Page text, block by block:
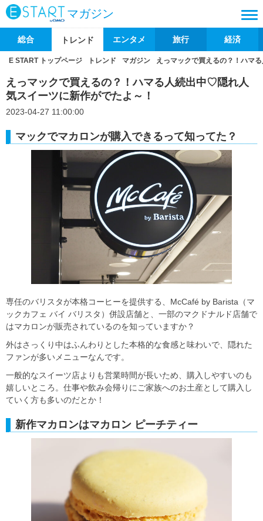
マガジン
総合 トレンド エンタメ 旅行 経済
E START トップページ トレンド マガジン えっマックで買えるの？！ハマ
えっマックで買えるの？！ハマる人続出中♡隠れ人
気スイーツに新作がでたよ～！
2023-04-27 11:00:00
マックでマカロンが購入できるって知ってた？
専任のバリスタが本格コーヒーを提供する、McCafé by Barista（マ
ックカフェ バイ バリスタ）併設店舗と、一部のマクドナルド店舗で
はマカロンが販売されているのを知っていますか？
外はさっくり中はふんわりとした本格的な食感と味わいで、隠れた
ファンが多いメニューなんです。
一般的なスイーツ店よりも営業時間が長いため、購入しやすいのも
嬉しいところ。仕事や飲み会帰りにご家族へのお土産として購入し
ていく方も多いのだとか！
新作マカロンはマカロン ピーチティー